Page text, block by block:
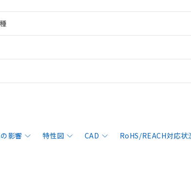
影響 特性図 CAD
RoHS/REACH対応状